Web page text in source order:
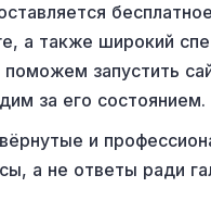
а также широкий
запустить
за его состоянием.
и
а не ответы ради